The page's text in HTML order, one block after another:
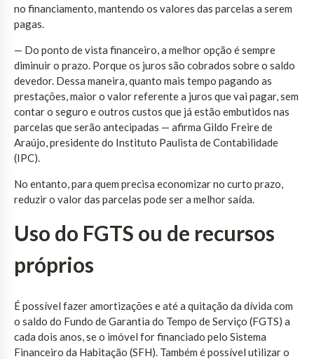
no financiamento, mantendo os valores das parcelas a serem
pagas.
— Do ponto de vista financeiro, a melhor opção é sempre
diminuir o prazo. Porque os juros são cobrados sobre o saldo
devedor. Dessa maneira, quanto mais tempo pagando as
prestações, maior o valor referente a juros que vai pagar, sem
contar o seguro e outros custos que já estão embutidos nas
parcelas que serão antecipadas — afirma Gildo Freire de
Araújo, presidente do Instituto Paulista de Contabilidade
(IPC).
No entanto, para quem precisa economizar no curto prazo,
reduzir o valor das parcelas pode ser a melhor saída.
Uso do FGTS ou de recursos
próprios
É possível fazer amortizações e até a quitação da dívida com
o saldo do Fundo de Garantia do Tempo de Serviço (FGTS) a
cada dois anos, se o imóvel for financiado pelo Sistema
Financeiro da Habitação (SFH). Também é possível utilizar o